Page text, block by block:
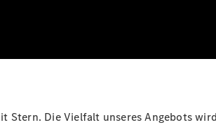
Stern. Die Vielfalt unseres Angebots